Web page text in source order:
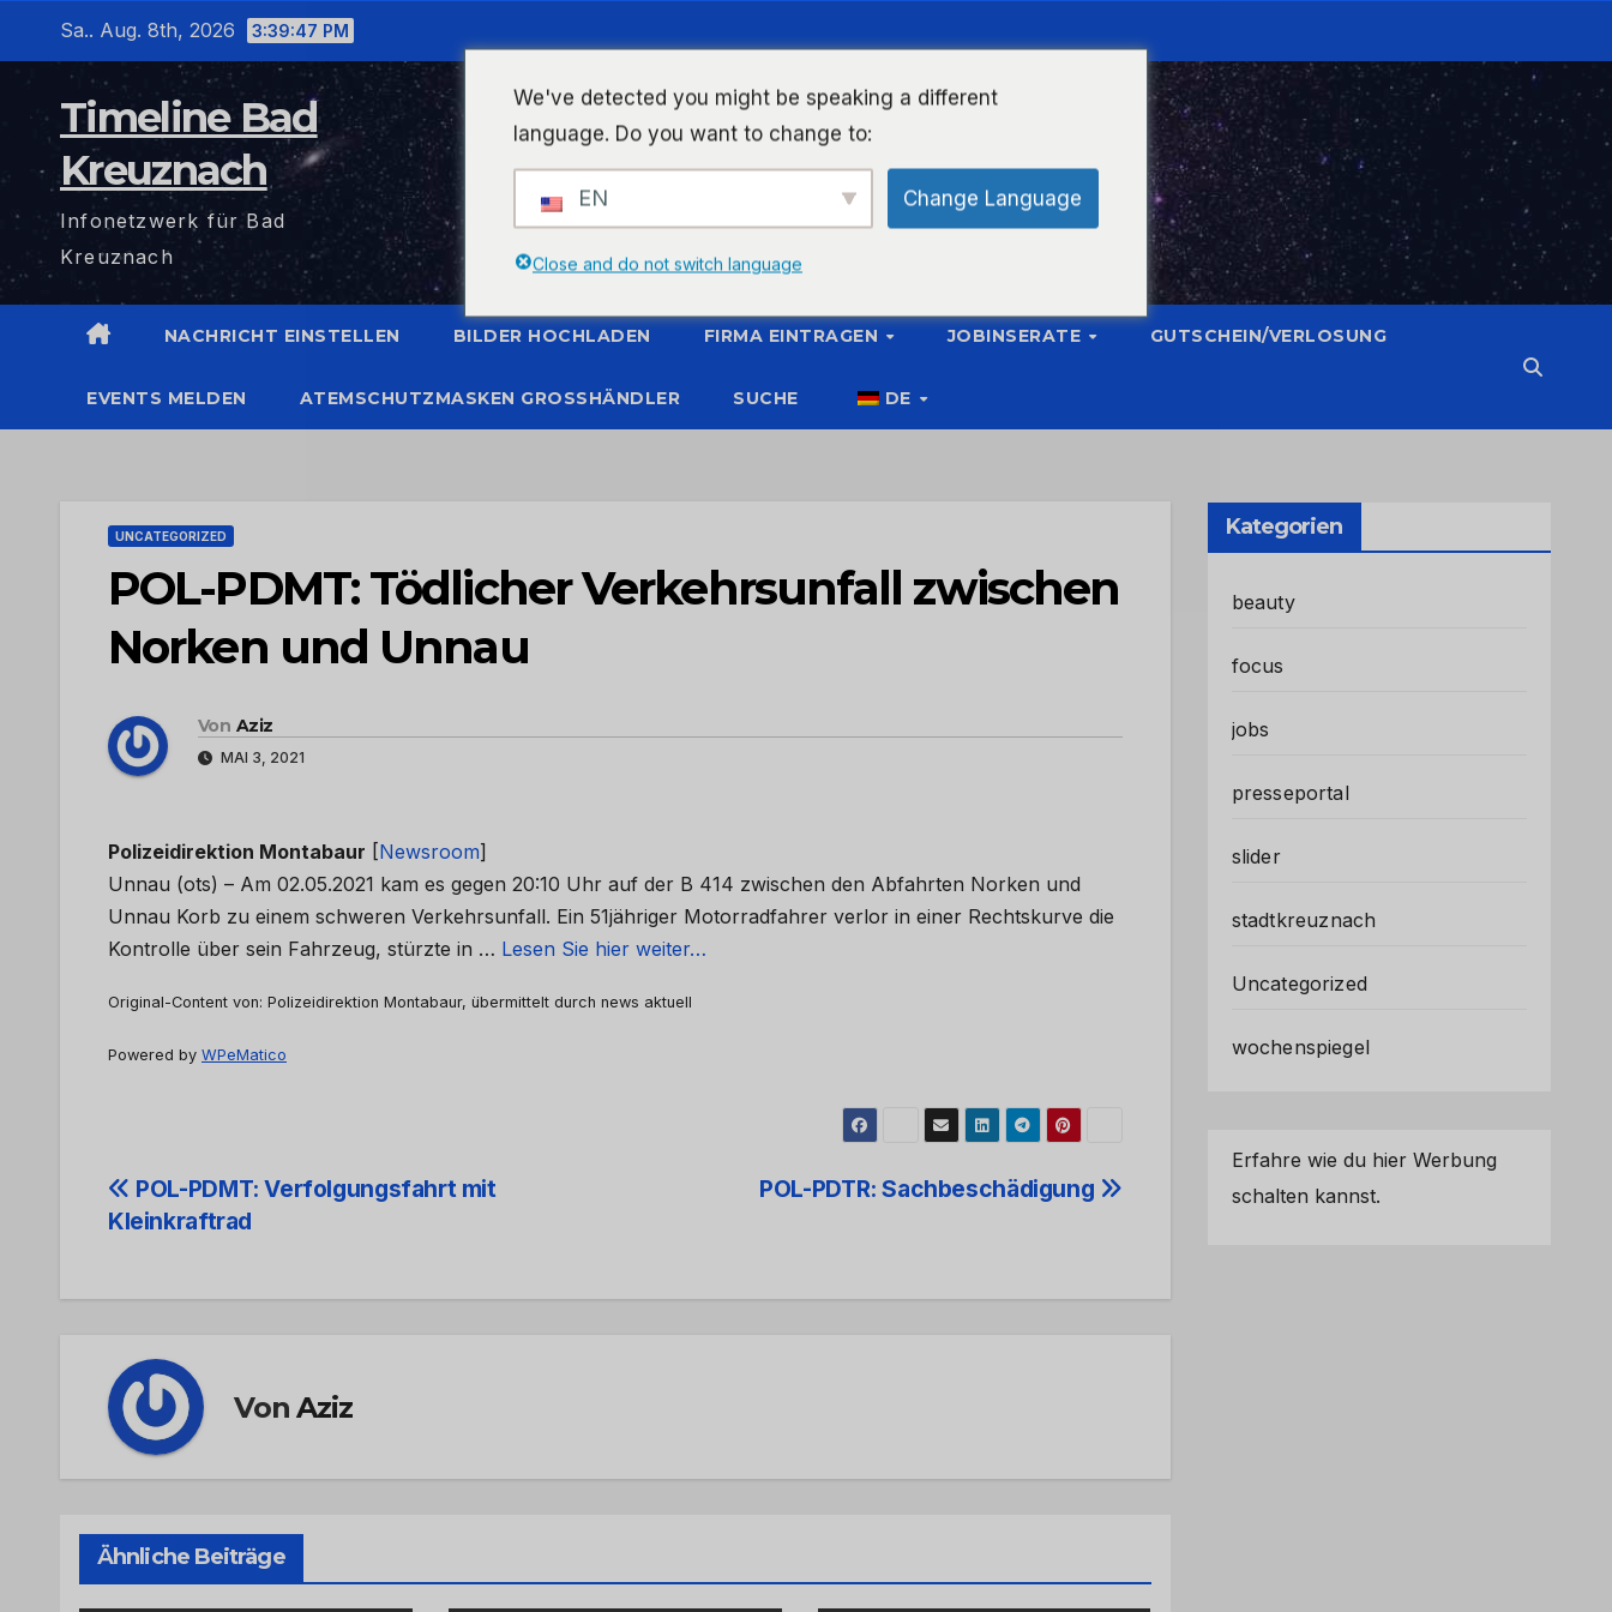
Sa.. Aug. 8th, 2026 3:39:47 PM
Timeline Bad
Kreuznach
Infonetzwerk für Bad
Kreuznach
NACHRICHT EINSTELLEN BILDER HOCHLADEN FIRMA EINTRAGEN JOBINSERATE GUTSCHEIN/VERLOSUNG
EVENTS MELDEN ATEMSCHUTZMASKEN GROSSHÄNDLER SUCHE DE
UNCATEGORIZED
POL-PDMT: Tödlicher Verkehrsunfall zwischen
Norken und Unnau
Von Aziz
MAI 3, 2021
Polizeidirektion Montabaur [Newsroom]
Unnau (ots) – Am 02.05.2021 kam es gegen 20:10 Uhr auf der B 414 zwischen den Abfahrten Norken und
Unnau Korb zu einem schweren Verkehrsunfall. Ein 51jähriger Motorradfahrer verlor in einer Rechtskurve die
Kontrolle über sein Fahrzeug, stürzte in … Lesen Sie hier weiter…
Original-Content von: Polizeidirektion Montabaur, übermittelt durch news aktuell
Powered by WPeMatico
Beitrags-
POL-PDTR: Sachbeschädigung
POL-PDMT: Verfolgungsfahrt mit
Kleinkraftrad
VonAziz
Ähnliche Beiträge
Kategorien
beauty
focus
jobs
presseportal
slider
stadtkreuznach
Uncategorized
wochenspiegel
Erfahre wie du hier Werbung
schalten kannst.
We've detected you might be speaking a different
language. Do you want to change to:
EN Change Language
Close and do not switch language